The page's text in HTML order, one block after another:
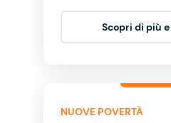
Scopri di più
NUOVE POVERTÀ